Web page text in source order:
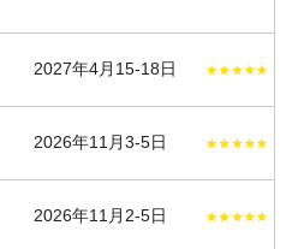
2027年4月15-18日
2026年11月3-5日
2026年11月2-5日